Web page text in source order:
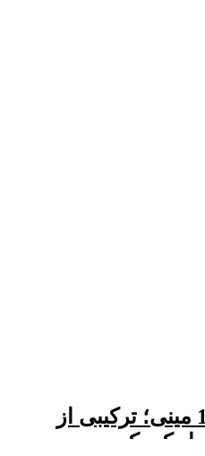
نقد و بررسی آیفون 12 مینی؛ ترکیبی از
کوچک